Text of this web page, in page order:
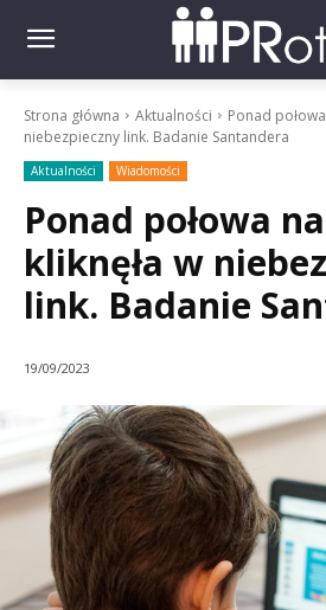
Strona główna Aktualności
Ponad
niebezpieczny link. Badanie Santandera
Aktualności Wiadomości
Ponad połowa
kliknęła w
link. Badanie
19/09/2023